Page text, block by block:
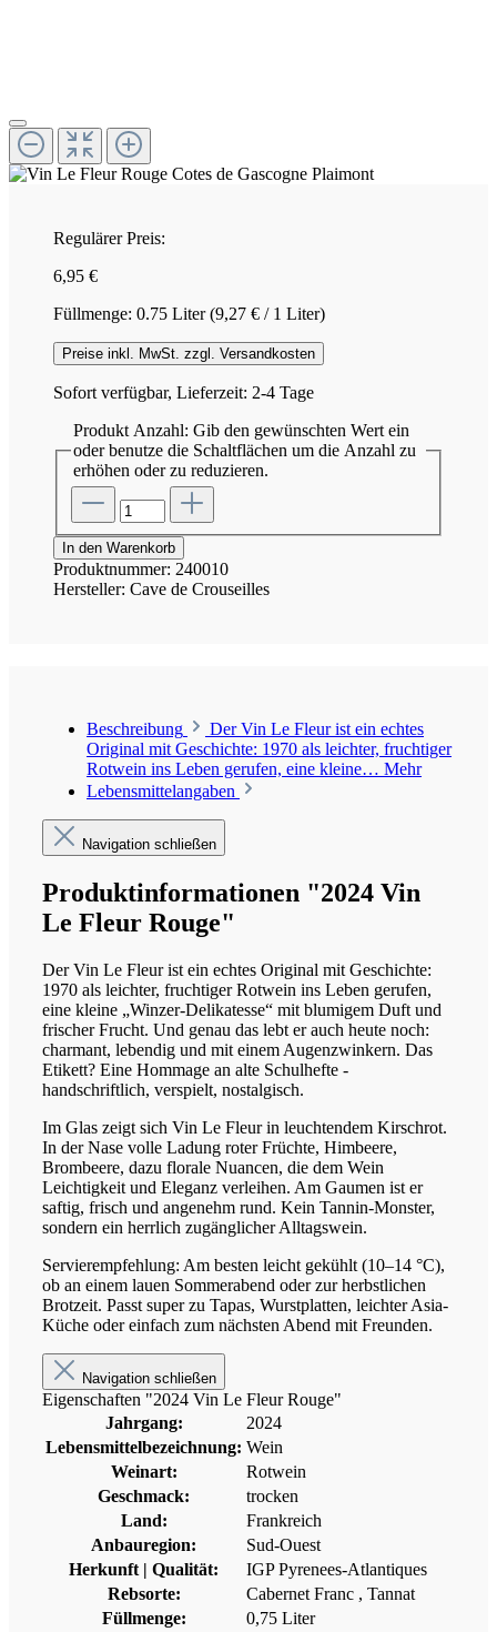
Regulärer Preis:
6,95 €
Füllmenge: 0.75 Liter(9,27 € / 1 Liter)
Preise inkl. MwSt. zzgl. Versandkosten
Sofort verfügbar, Lieferzeit: 2-4 Tage
Produkt Anzahl: Gib den gewünschten Wert ein
oder benutze die Schaltflächen um die Anzahl zu
erhöhen oder zu reduzieren.
In den Warenkorb
Produktnummer: 240010
Hersteller: Cave de Crouseilles
Beschreibung
Der Vin Le Fleur ist ein echtes
Original mit Geschichte: 1970 als leichter, fruchtiger
Rotwein ins Leben gerufen, eine kleine… Mehr
Lebensmittelangaben
Navigation schließen
Produktinformationen "2024 Vin
Le Fleur Rouge"
Der Vin Le Fleur ist ein echtes Original mit Geschichte:
1970 als leichter, fruchtiger Rotwein ins Leben gerufen,
eine kleine „Winzer-Delikatesse“ mit blumigem Duft und
frischer Frucht. Und genau das lebt er auch heute noch:
charmant, lebendig und mit einem Augenzwinkern. Das
Etikett? Eine Hommage an alte Schulhefte -
handschriftlich, verspielt, nostalgisch.
Im Glas zeigt sich Vin Le Fleur in leuchtendem Kirschrot.
In der Nase volle Ladung roter Früchte, Himbeere,
Brombeere, dazu florale Nuancen, die dem Wein
Leichtigkeit und Eleganz verleihen. Am Gaumen ist er
saftig, frisch und angenehm rund. Kein Tannin-Monster,
sondern ein herrlich zugänglicher Alltagswein.
Servierempfehlung: Am besten leicht gekühlt (10–14 °C),
ob an einem lauen Sommerabend oder zur herbstlichen
Brotzeit. Passt super zu Tapas, Wurstplatten, leichter Asia-
Küche oder einfach zum nächsten Abend mit Freunden.
Navigation schließen
Eigenschaften "2024 Vin Le Fleur Rouge"
Jahrgang:
2024
Lebensmittelbezeichnung: Wein
Weinart:
Rotwein
Geschmack:
trocken
Land:
Frankreich
Anbauregion:
Sud-Ouest
Herkunft | Qualität:
IGP Pyrenees-Atlantiques
Rebsorte:
Cabernet Franc , Tannat
Füllmenge:
0,75 Liter